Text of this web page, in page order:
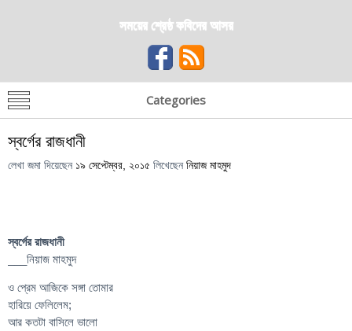
সময়ের শ্রেষ্ঠ কবিদের আসর
Categories
স্বর্গের রাজধানী
লেখা জমা দিয়েছেন ১৯ সেপ্টেম্বর, ২০১৫ লিখেছেন নিয়াজ মাহমুদ
স্বর্গের রাজধানী
___নিয়াজ মাহমুদ
ও প্রেম আজিকে সঙ্গা তোমার
হারিয়ে ফেলিলেম;
আর কতটা বাসিলে ভালো